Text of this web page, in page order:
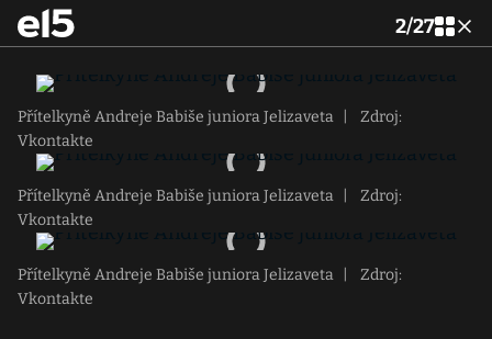
2/27
Přítelkyně Andreje Babiše juniora Jelizaveta
Zdroj:
Vkontakte
Přítelkyně Andreje Babiše juniora Jelizaveta
Zdroj:
Vkontakte
Přítelkyně Andreje Babiše juniora Jelizaveta
Zdroj:
Vkontakte